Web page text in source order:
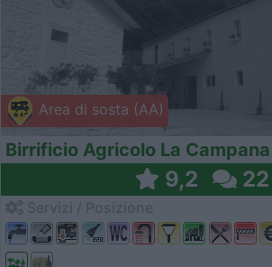
Area di sosta (AA)
Birrificio Agricolo La
9,2 22